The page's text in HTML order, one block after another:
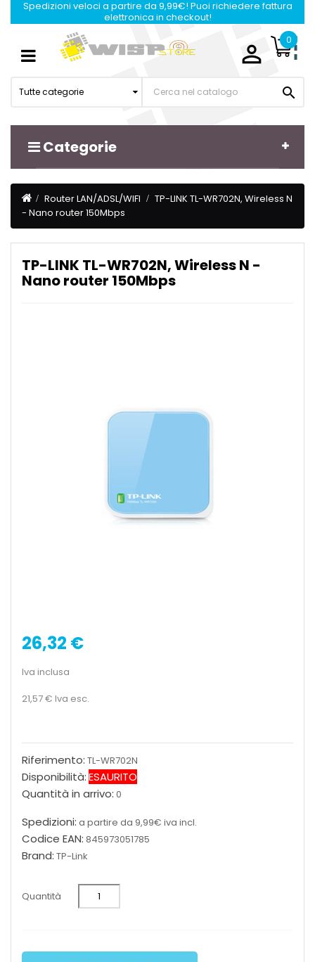
Spedizioni veloci a partire da 9,99€! Puoi richiedere fattura
elettronica in checkout!

0
Tutte categorie 
Categorie
Toggle
Router LAN/ADSL/WIFI
TP-LINK TL-WR702N, Wireless N
- Nano router 150Mbps
TP-LINK TL-WR702N, Wireless N -
Nano router 150Mbps
26,32 €
Iva inclusa
21,57 € Iva esc.
Riferimento: TL-WR702N
Disponibilità:ESAURITO
Quantità in arrivo: 0
Spedizioni: a partire da 9,99€ iva incl.
Codice EAN: 845973051785
Brand: TP-Link
Quantità